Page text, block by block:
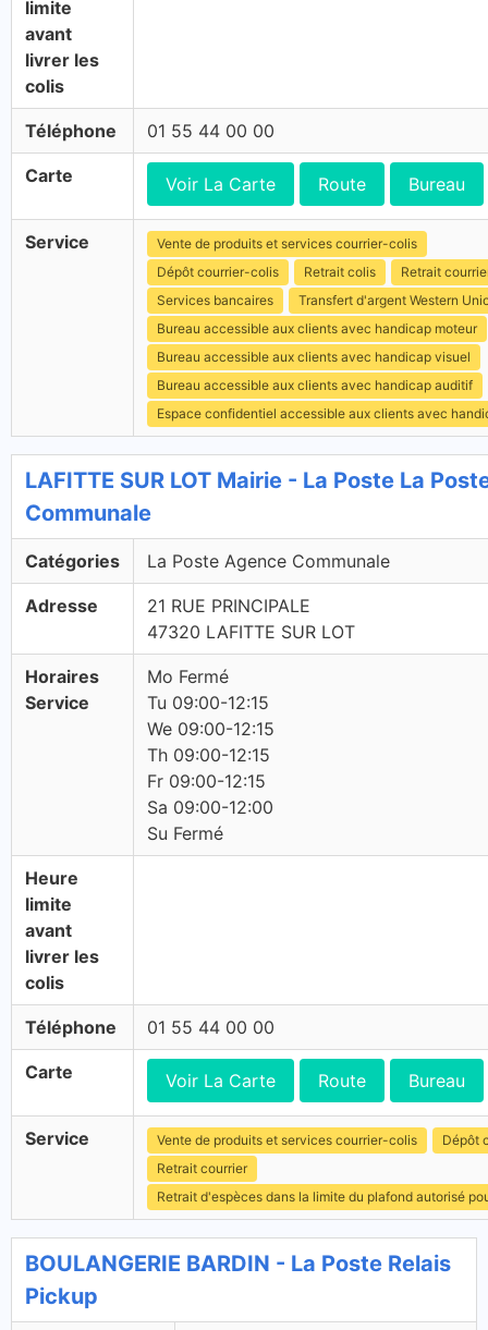
limite
avant
livrer les
colis
Téléphone 01 55 44 00 00
Carte Voir La Carte Route Bureau
Service
Vente de produits et services courrier-colis
Dépôt courrier-colis
Retrait colis
Retrait
Services bancaires
Transfert d'argent Western
Bureau accessible aux clients avec handicap moteur
Bureau accessible aux clients avec handicap visuel
Bureau accessible aux clients avec handicap auditif
Espace confidentiel accessible aux clients avec
LAFITTE SUR LOT Mairie - La Poste La
Communale
Catégories La Poste Agence Communale
Adresse
21 RUE PRINCIPALE
47320 LAFITTE SUR LOT
Horaires
Service
Mo Fermé
Tu 09:00-12:15
We 09:00-12:15
Th 09:00-12:15
Fr 09:00-12:15
Sa 09:00-12:00
Su Fermé
Heure
limite
avant
livrer les
colis
Téléphone 01 55 44 00 00
Carte Voir La Carte Route Bureau
Service Vente de produits et services courrier-colis
Dépôt
Retrait courrier
Retrait d'espèces dans la limite du plafond autorisé
BOULANGERIE BARDIN - La Poste Relais
Pickup